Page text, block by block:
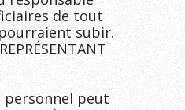
de tout
subir.
personnel peut